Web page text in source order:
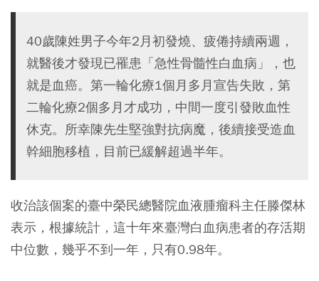
40歲陳姓男子今年2月初發燒、疲倦持續兩週，
就醫後才發現已罹患「急性骨髓性白血病」，也
就是血癌。第一輪化療1個月多月宣告失敗，第
二輪化療2個多月才成功，中間一度引發敗血性
休克。所幸陳先生堅強對抗病魔，後續接受造血
幹細胞移植，目前已緩解超過半年。
收治該個案的臺中榮民總醫院血液腫瘤科主任滕傑林
表示，根據統計，這十年來臺灣白血病患者的存活期
中位數，幾乎不到一年，只有0.98年。